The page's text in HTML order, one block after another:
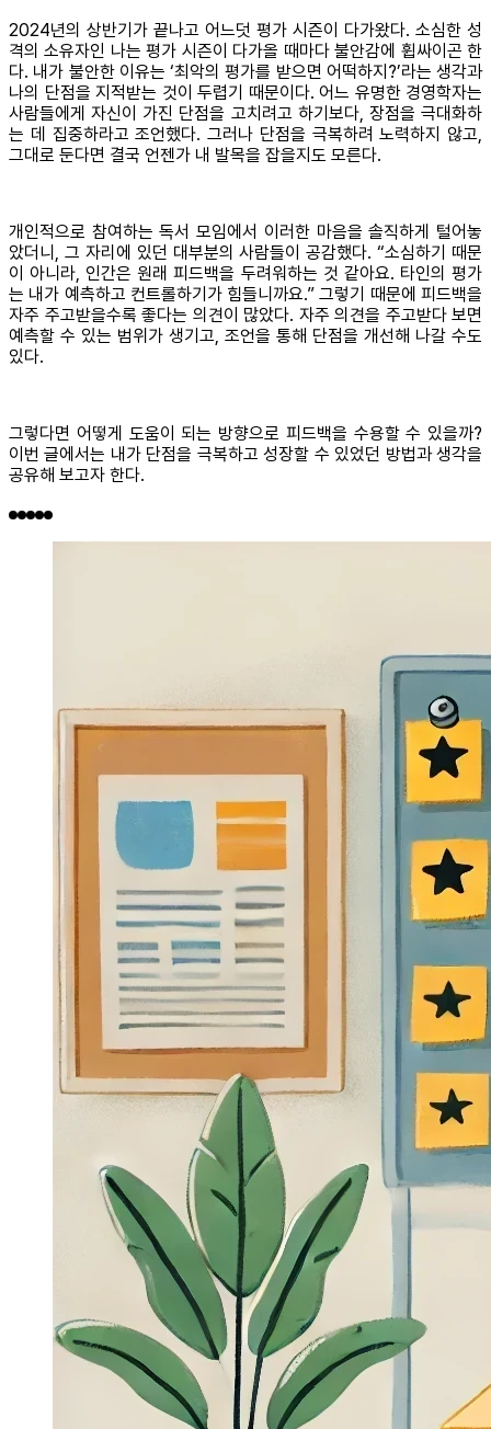
2024년의 상반기가 끝나고 어느덧 평가 시즌이 다가왔다. 소심한 성
격의 소유자인 나는 평가 시즌이 다가올 때마다 불안감에 휩싸이곤 한
다. 내가 불안한 이유는 ‘최악의 평가를 받으면 어떡하지?’라는 생각과
나의 단점을 지적받는 것이 두렵기 때문이다. 어느 유명한 경영학자는
사람들에게 자신이 가진 단점을 고치려고 하기보다, 장점을 극대화하
는 데 집중하라고 조언했다. 그러나 단점을 극복하려 노력하지 않고,
그대로 둔다면 결국 언젠가 내 발목을 잡을지도 모른다.
개인적으로 참여하는 독서 모임에서 이러한 마음을 솔직하게 털어놓
았더니, 그 자리에 있던 대부분의 사람들이 공감했다. “소심하기 때문
이 아니라, 인간은 원래 피드백을 두려워하는 것 같아요. 타인의 평가
는 내가 예측하고 컨트롤하기가 힘들니까요.” 그렇기 때문에 피드백을
자주 주고받을수록 좋다는 의견이 많았다. 자주 의견을 주고받다 보면
예측할 수 있는 범위가 생기고, 조언을 통해 단점을 개선해 나갈 수도
있다.
그렇다면 어떻게 도움이 되는 방향으로 피드백을 수용할 수 있을까?
이번 글에서는 내가 단점을 극복하고 성장할 수 있었던 방법과 생각을
공유해 보고자 한다.